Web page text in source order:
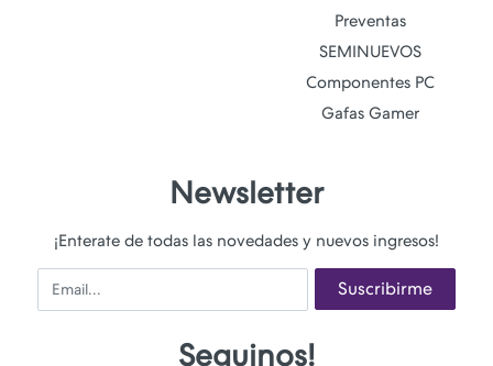
Preventas
SEMINUEVOS
Componentes PC
Gafas Gamer
Newsletter
¡Enterate de todas las novedades y nuevos ingresos!
Email Suscribirme
Seguinos!